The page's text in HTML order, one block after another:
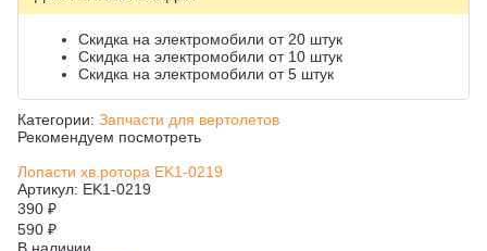
Скидка на электромобили от 20 штук
Скидка на электромобили от 10 штук
Скидка на электромобили от 5 штук
Категории: Запчасти для вертолетов
Рекомендуем посмотреть
Лопасти хв.ротора EK1-0219
Артикул: EK1-0219
390 ₽
590 ₽